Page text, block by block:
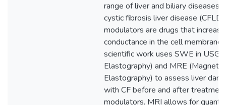
range of liver and biliary diseases,
cystic fibrosis liver disease
modulators are drugs that
conductance in the cell
scientific work uses SWE in USG
Elastography) and MRE
Elastography) to assess liver
with CF before and after
modulators. MRI allows for